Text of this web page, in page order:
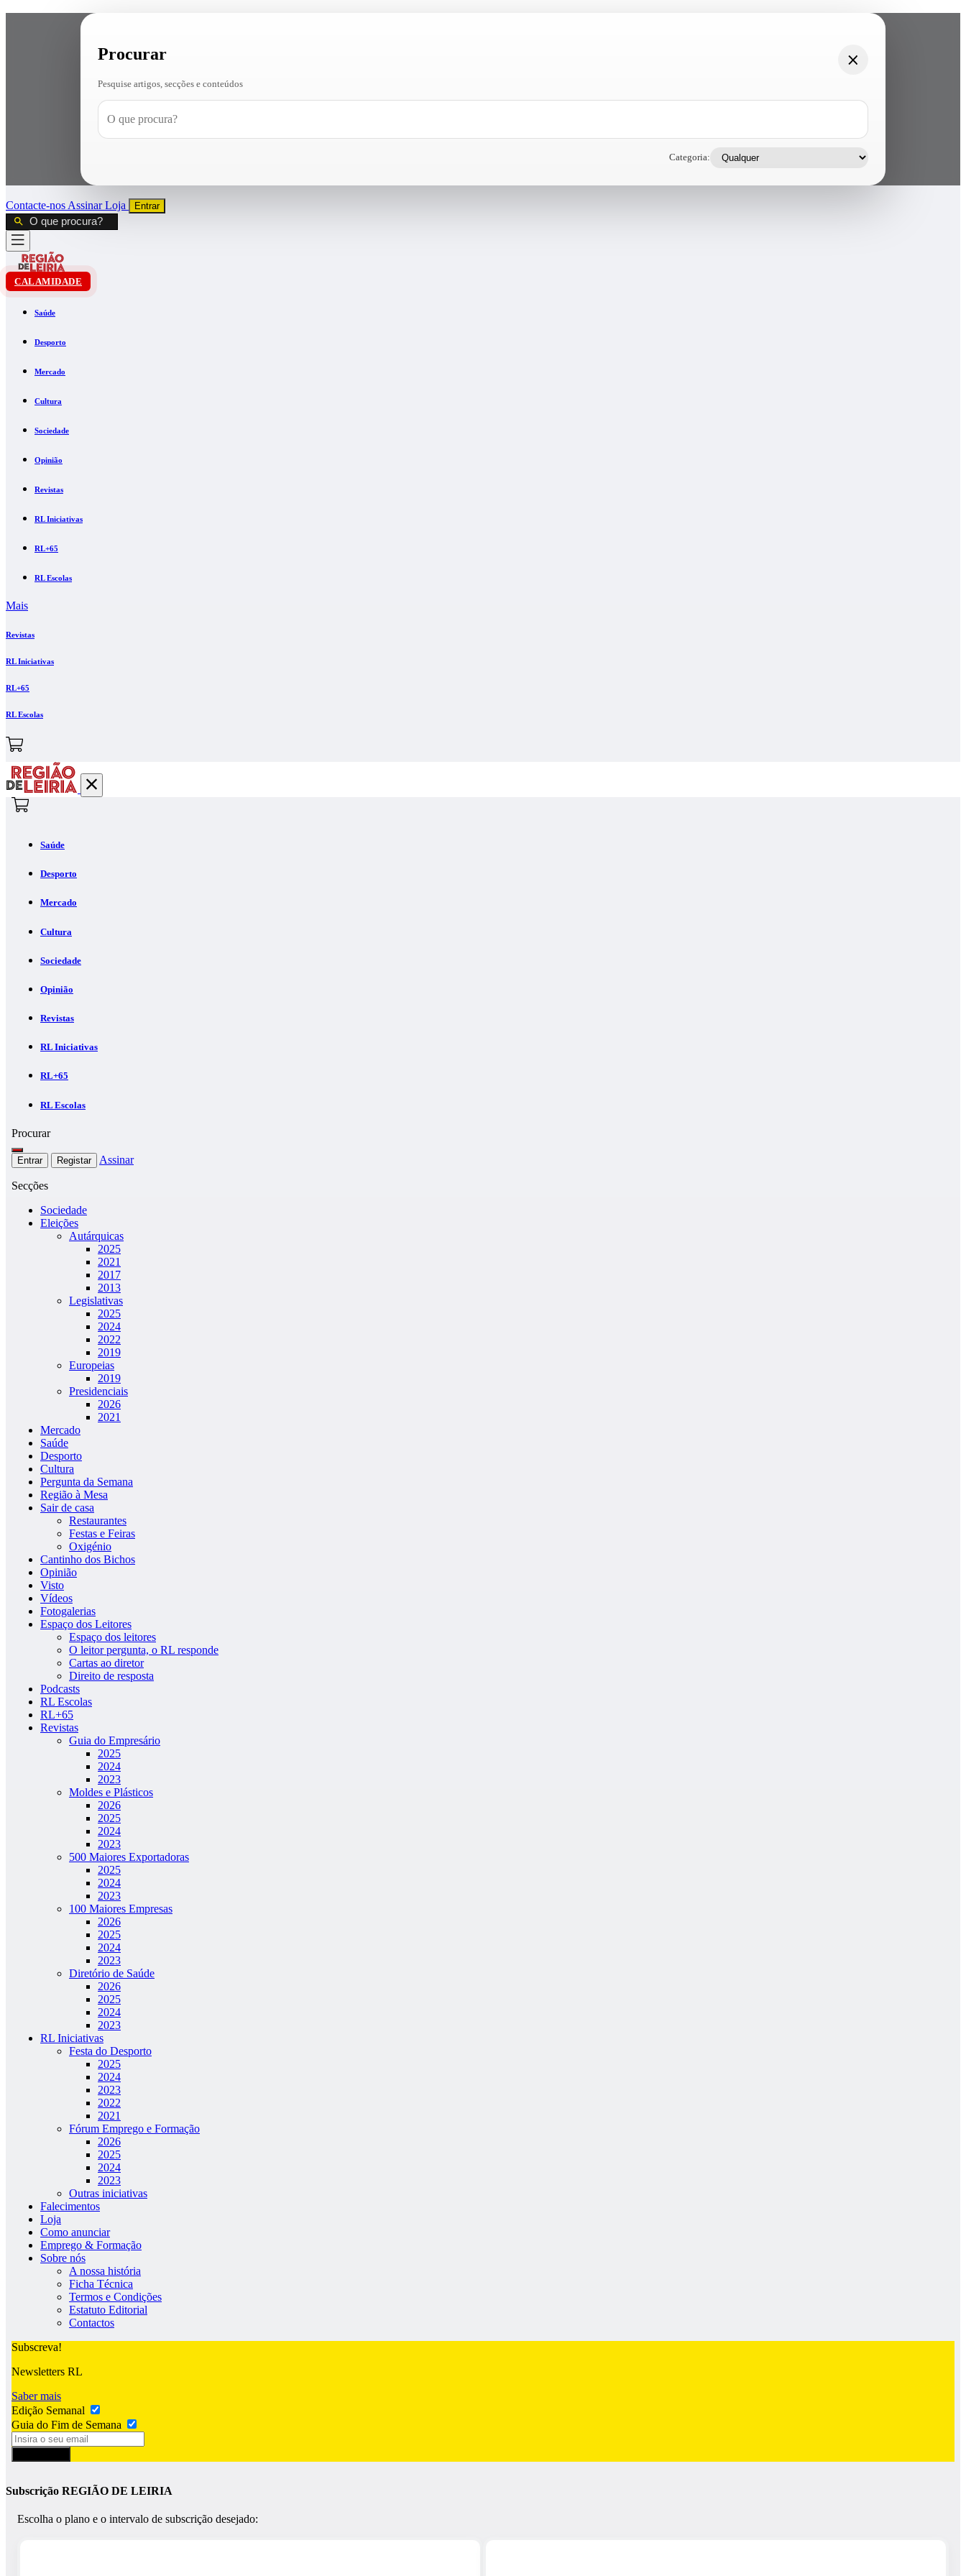
Procurar
Pesquise artigos, secções e conteúdos
Categoria:
Contacte-nos AssinarLoja Entrar
CALAMIDADE
Saúde
Desporto
Mercado
Cultura
Sociedade
Opinião
Revistas
RL Iniciativas
RL+65
RL Escolas
Mais
Revistas
RL Iniciativas
RL+65
RL Escolas
Saúde
Desporto
Mercado
Cultura
Sociedade
Opinião
Revistas
RL Iniciativas
RL+65
RL Escolas
Procurar
Entrar Registar Assinar
Secções
Sociedade
Eleições
Autárquicas
2025
2021
2017
2013
Legislativas
2025
2024
2022
2019
Europeias
2019
Presidenciais
2026
2021
Mercado
Saúde
Desporto
Cultura
Pergunta da Semana
Região à Mesa
Sair de casa
Restaurantes
Festas e Feiras
Oxigénio
Cantinho dos Bichos
Opinião
Visto
Vídeos
Fotogalerias
Espaço dos Leitores
Espaço dos leitores
O leitor pergunta, o RL responde
Cartas ao diretor
Direito de resposta
Podcasts
RL Escolas
RL+65
Revistas
Guia do Empresário
2025
2024
2023
Moldes e Plásticos
2026
2025
2024
2023
500 Maiores Exportadoras
2025
2024
2023
100 Maiores Empresas
2026
2025
2024
2023
Diretório de Saúde
2026
2025
2024
2023
RL Iniciativas
Festa do Desporto
2025
2024
2023
2022
2021
Fórum Emprego e Formação
2026
2025
2024
2023
Outras iniciativas
Falecimentos
Loja
Como anunciar
Emprego & Formação
Sobre nós
A nossa história
Ficha Técnica
Termos e Condições
Estatuto Editorial
Contactos
Subscreva!
Newsletters RL
Saber mais
Edição Semanal
Guia do Fim de Semana
Subscrição REGIÃO DE LEIRIA
Escolha o plano e o intervalo de subscrição desejado: